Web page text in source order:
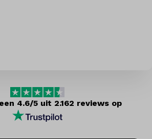
4.6/5 uit 2.162 reviews op